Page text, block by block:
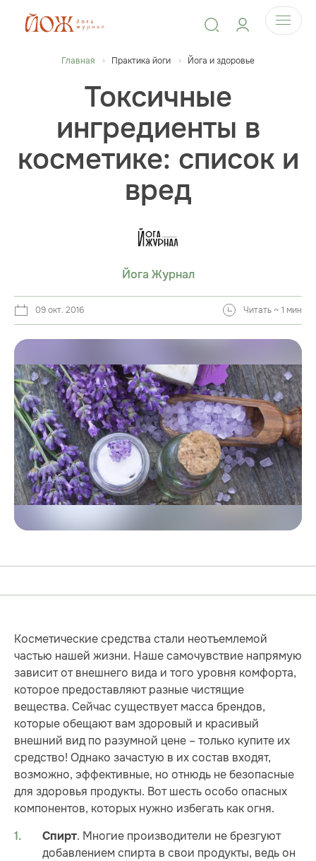
Главная Практика йоги Йога и здоровье
Токсичные
ингредиенты в
косметике: список и
вред
Йога Журнал
09 окт. 2016 Читать ~ 1 мин
Косметические средства стали неотъемлемой
частью нашей жизни. Наше самочувствие напрямую
зависит от внешнего вида и того уровня комфорта,
которое предоставляют разные чистящие
вещества. Сейчас существует масса брендов,
которые обещают вам здоровый и красивый
внешний вид по разумной цене – только купите их
средство! Однако зачастую в их состав входят,
возможно, эффективные, но отнюдь не безопасные
для здоровья продукты. Вот шесть особо опасных
компонентов, которых нужно избегать как огня.
Спирт. Многие производители не брезгуют
добавлением спирта в свои продукты, ведь он